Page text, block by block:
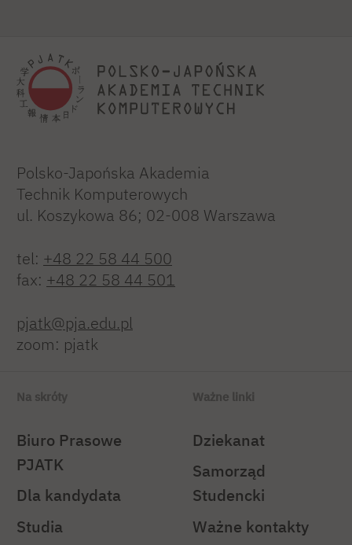
Polsko-Japońska Akademia
Technik Komputerowych
ul. Koszykowa 86; 02-008 Warszawa
tel: +48 22 58 44 500
fax: +48 22 58 44 501
pjatk@pja.edu.pl
zoom: pjatk
Na skróty
Biuro Prasowe
PJATK
Dla kandydata
Studia
Ważne linki
Dziekanat
Samorząd
Studencki
Ważne kontakty